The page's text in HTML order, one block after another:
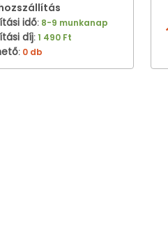
idő: 8-9 munkanap
díj:1 490 Ft
: 0 db